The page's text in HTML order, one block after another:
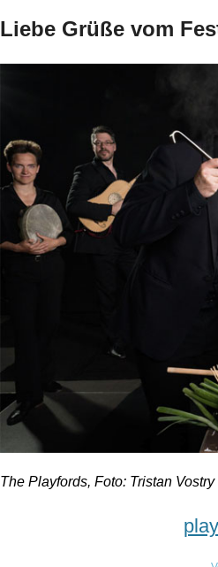
Liebe Grüße vom
The Playfords, Foto: Tristan Vostry